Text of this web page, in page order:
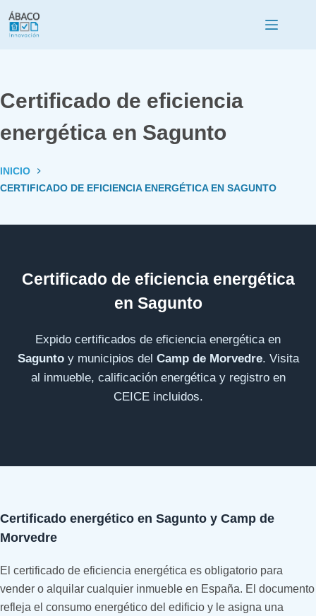
Certificado de eficiencia
energética en Sagunto
INICIO
CERTIFICADO DE EFICIENCIA ENERGÉTICA EN SAGUNTO
Certificado de eficiencia energética
en Sagunto
Expido certificados de eficiencia energética en
Saguntoy municipios del Camp de Morvedre. Visita
al inmueble, calificación energética y registro en
CEICE incluidos.
Certificado energético en Sagunto y Camp de
Morvedre
El certificado de eficiencia energética es obligatorio para
vender o alquilar cualquier inmueble en España. El documento
refleja el consumo energético del edificio y le asigna una